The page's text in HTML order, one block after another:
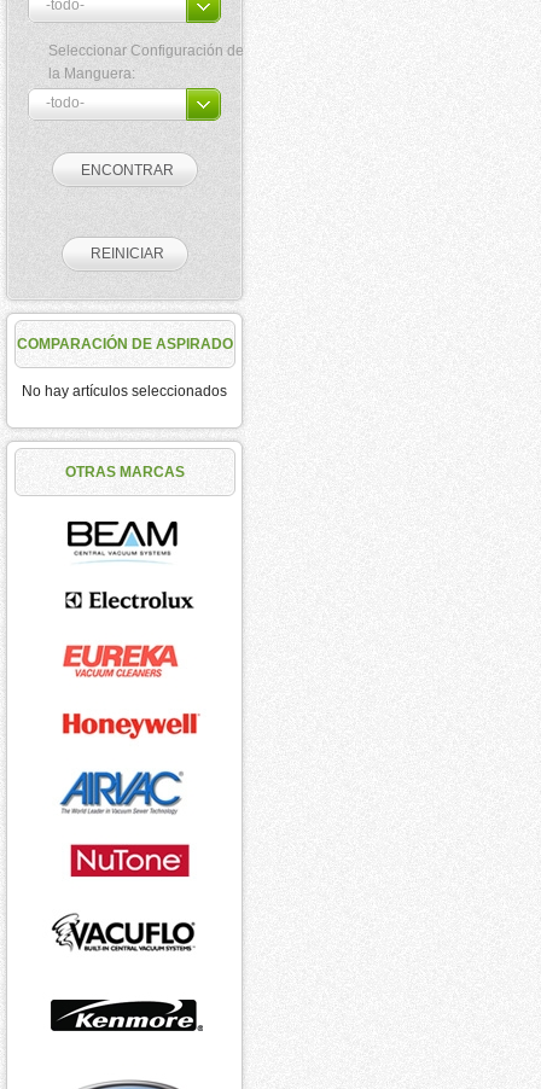
Seleccionar Configuración de
la Manguera:
COMPARACIÓN DE ASPIRADO
No hay artículos seleccionados
OTRAS MARCAS